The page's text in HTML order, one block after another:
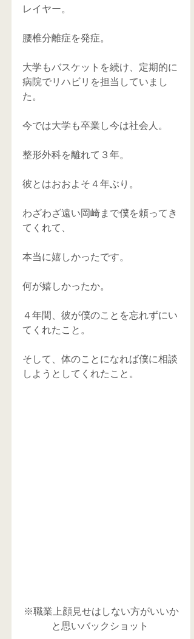
レイヤー。
腰椎分離症を発症。
大学もバスケットを続け、定期的に
病院でリハビリを担当していまし
た。
今では大学も卒業し今は社会人。
整形外科を離れて３年。
彼とはおおよそ４年ぶり。
わざわざ遠い岡崎まで僕を頼ってき
てくれて、
本当に嬉しかったです。
何が嬉しかったか。
４年間、彼が僕のことを忘れずにい
てくれたこと。
そして、体のことになれば僕に相談
しようとしてくれたこと。
※職業上顔見せはしない方がいいか
と思いバックショット